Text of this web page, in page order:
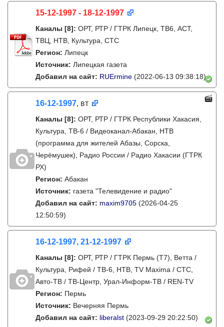
15-12-1997 - 18-12-1997
Каналы [8]: ОРТ, РТР / ГТРК Липецк, ТВ6, АСТ,
ТВЦ, НТВ, Культура, СТС
Регион: Липецк
Источник: Липецкая газета
Добавил на сайт: RUErmine (2022-06-13 09:38:18)
16-12-1997, вт
Каналы [8]: ОРТ, РТР / ГТРК Республики Хакасия,
Культура, ТВ-6 / Видеоканал-Абакан, НТВ
(программа для жителей Абазы, Сорска,
Черёмушек), Радио России / Радио Хакасии (ГТРК
РХ)
Регион: Абакан
Источник: газета "Телевидение и радио"
Добавил на сайт: maxim9705 (2026-04-25
12:50:59)
16-12-1997, 21-12-1997
Каналы [8]: ОРТ, РТР / ГТРК Пермь (Т7), Ветта /
Культура, Рифей / ТВ-6, НТВ, TV Maxima / СТС,
Авто-ТВ / ТВ-Центр, Урал-Информ-ТВ / REN-TV
Регион: Пермь
Источник: Вечерняя Пермь
Добавил на сайт: liberalst (2023-09-29 20:22:50)